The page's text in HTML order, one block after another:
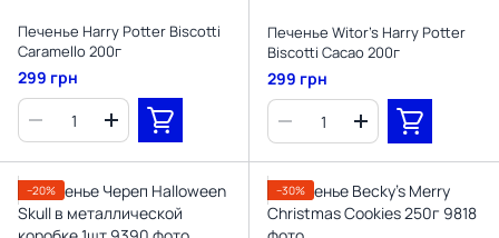
Печенье Harry Potter Biscotti
Caramello 200г
299 грн
Печенье Witor's Harry Potter
Biscotti Cacao 200г
299 грн
−20% −30%